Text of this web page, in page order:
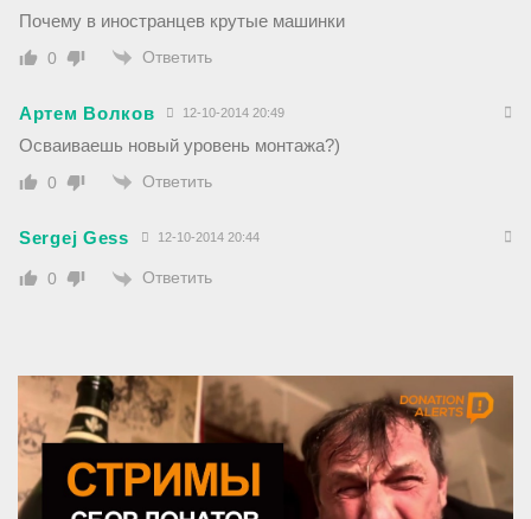
Почему в иностранцев крутые машинки
0 Ответить
Артем Волков 12-10-2014 20:49
Осваиваешь новый уровень монтажа?)
0 Ответить
Sergej Gess 12-10-2014 20:44
0 Ответить